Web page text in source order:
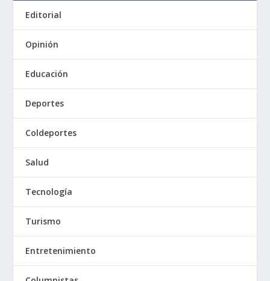
Editorial
Opinión
Educación
Deportes
Coldeportes
Salud
Tecnología
Turismo
Entretenimiento